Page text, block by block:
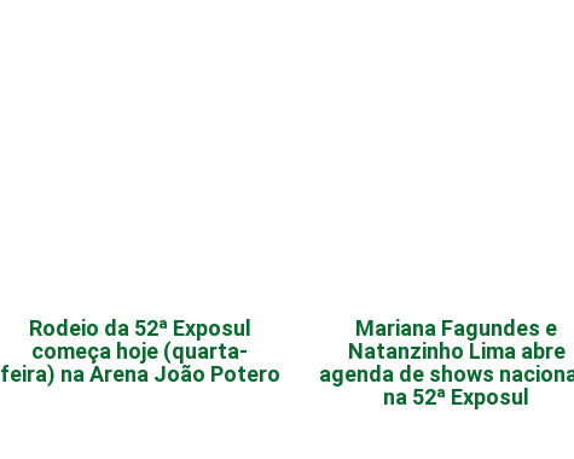
Rodeio da 52ª Exposul
começa hoje (quarta-
feira) na Arena João Potero
Mariana Fagundes e
Natanzinho Lima abre
agenda de shows
na 52ª Exposul